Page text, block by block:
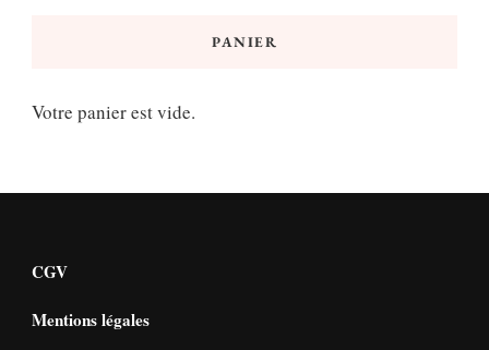
PANIER
Votre panier est vide.
CGV
Mentions légales